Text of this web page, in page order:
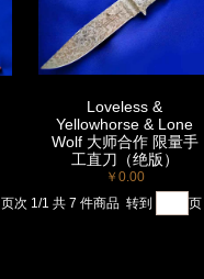
Loveless &
Yellowhorse & Lone
Wolf 大师合作 限量手
工直刀（绝版）
￥0.00
页次 1/1 共 7 件商品 转到 页